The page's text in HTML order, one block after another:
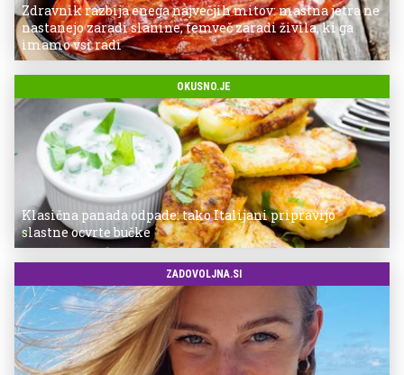
Zdravnik razbija enega največjih mitov: mastna jetra ne
nastanejo zaradi slanine, temveč zaradi živila, ki ga
imamo vsi radi
OKUSNO.JE
Klasična panada odpade: tako Italijani pripravijo
slastne ocvrte bučke
ZADOVOLJNA.SI